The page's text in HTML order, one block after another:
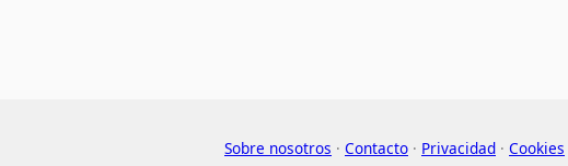
Sobre nosotros · Contacto · Privacidad · Cookies